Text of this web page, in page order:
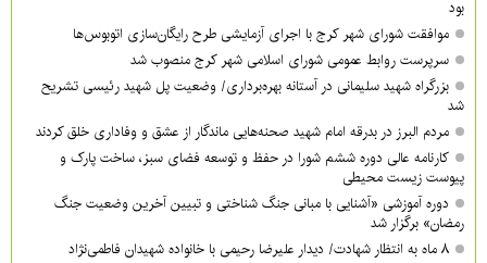
بود
موافقت شورای شهر کرج با اجرای آزمایشی طرح رایگان‌سازی اتوبوس‌ها
سرپرست روابط عمومی شورای اسلامی شهر کرج منصوب شد
بزرگراه شهید سلیمانی در آستانه بهره‌برداری/ وضعیت پل شهید رئیسی تشریح
شد
مردم البرز در بدرقه امام شهید صحنه‌هایی ماندگار از عشق و وفاداری خلق کردند
کارنامه عالی دوره ششم شورا در حفظ و توسعه فضای سبز، ساخت پارک و
پیوست زیست محیطی
دوره آموزشی «آشنایی با مبانی جنگ شناختی و تبیین آخرین وضعیت جنگ
رمضان» برگزار شد
۸ ماه به انتظار شهادت/ دیدار علیرضا رحیمی با خانواده شهیدان فاطمی‌نژاد